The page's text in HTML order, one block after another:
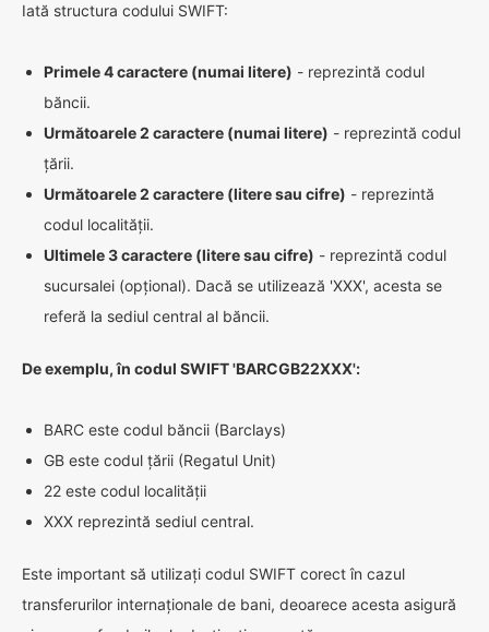
Iată structura codului SWIFT:
Primele 4 caractere (numai litere) - reprezintă codul
băncii.
Următoarele 2 caractere (numai litere) - reprezintă codul
țării.
Următoarele 2 caractere (litere sau cifre) - reprezintă
codul localității.
Ultimele 3 caractere (litere sau cifre) - reprezintă codul
sucursalei (opțional). Dacă se utilizează 'XXX', acesta se
referă la sediul central al băncii.
De exemplu, în codul SWIFT 'BARCGB22XXX':
BARC este codul băncii (Barclays)
GB este codul țării (Regatul Unit)
22 este codul localității
XXX reprezintă sediul central.
Este important să utilizați codul SWIFT corect în cazul
transferurilor internaționale de bani, deoarece acesta asigură